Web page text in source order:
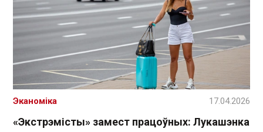
«Экстрэмісты» замест працоўных: Лукашэнка
Эканоміка 17.04.2026